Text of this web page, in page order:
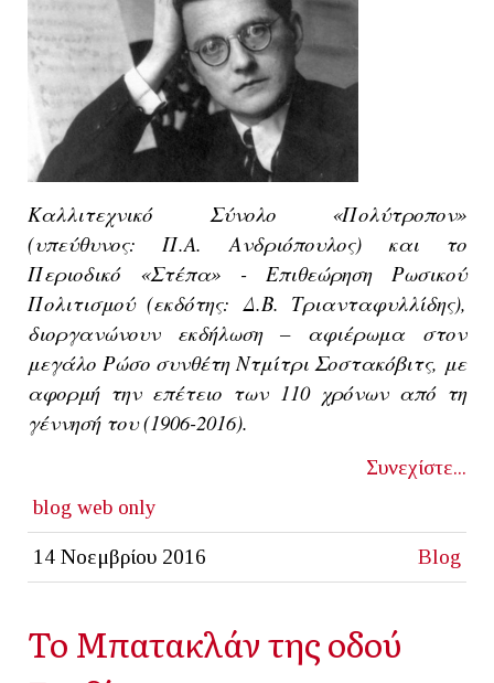
Καλλιτεχνικό Σύνολο «Πολύτροπον»
Περιοδικό «Στέπα» - Επιθεώρηση Ρωσικού
Πολιτισμού (εκδότης: Δ.Β. Τριανταφυλλίδης),
διοργανώνουν εκδήλωση – αφιέρωμα στον
μεγάλο Ρώσο συνθέτη Ντμίτρι Σοστακόβιτς, με
αφορμή την επέτειο των 110 χρόνων από τη
γέννησή του (1906-2016).
Συνεχίστε...
blog web only
14 Νοεμβρίου 2016 Blog
Το Μπατακλάν της οδού